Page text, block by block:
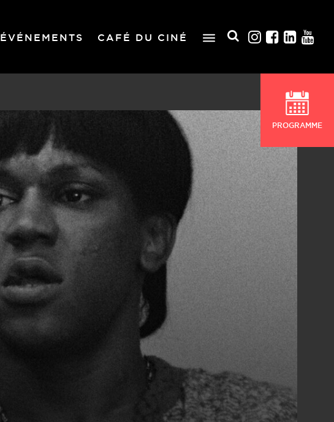
ÉVÉNEMENTS CAFÉ DU CINÉ
PROGRAMME